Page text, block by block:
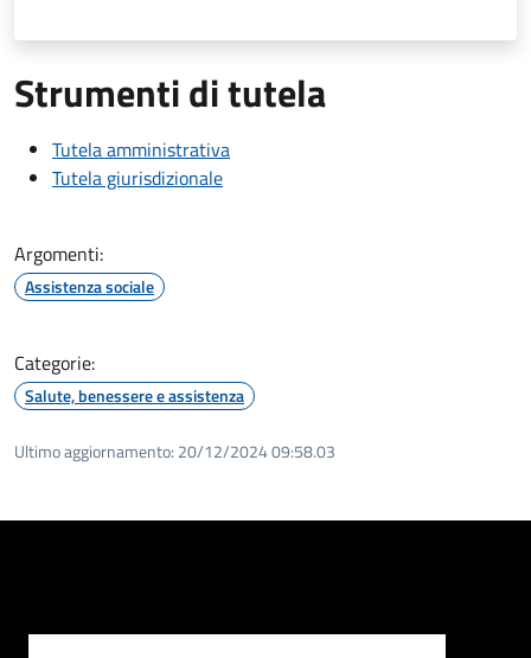
Strumenti di tutela
Tutela amministrativa
Tutela giurisdizionale
Argomenti:
Assistenza sociale
Categorie:
Salute, benessere e assistenza
Ultimo aggiornamento: 20/12/2024 09:58.03